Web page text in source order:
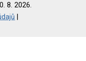
8. 2026.